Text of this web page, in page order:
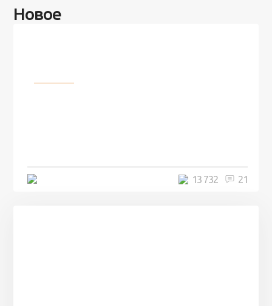
Новое
21
13 732